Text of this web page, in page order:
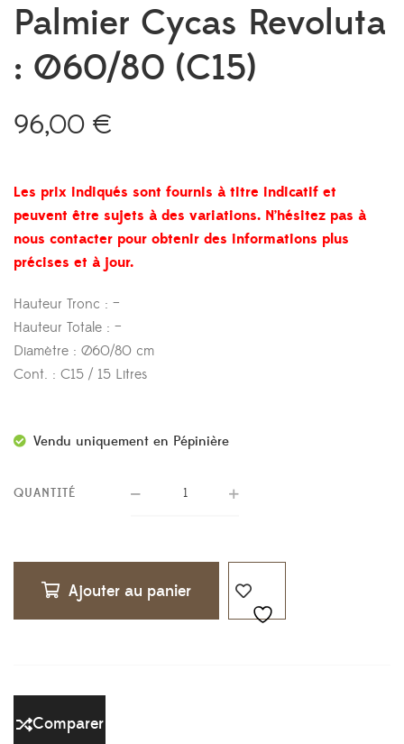
Palmier Cycas Revoluta
: Ø60/80 (C15)
96,00 €
Les prix indiqués sont fournis à titre indicatif et
peuvent être sujets à des variations. N’hésitez pas à
nous contacter pour obtenir des informations plus
précises et à jour.
Hauteur Tronc : –
Hauteur Totale : –
Diamètre : Ø60/80 cm
Cont. : C15 / 15 Litres
Vendu uniquement en Pépinière
QUANTITÉ
Ajouter au panier
Comparer